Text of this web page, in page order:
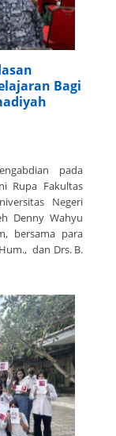
Bagi
pada
Rupa Fakultas
Negeri
Denny Wahyu
bersama para
dan Drs. B.